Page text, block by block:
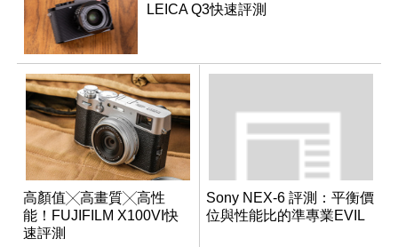
LEICA Q3快速評測
高顏值╳高畫質╳高性
能！FUJIFILM X100VI快
速評測
Sony NEX-6 評測：平衡價
位與性能比的準專業EVIL